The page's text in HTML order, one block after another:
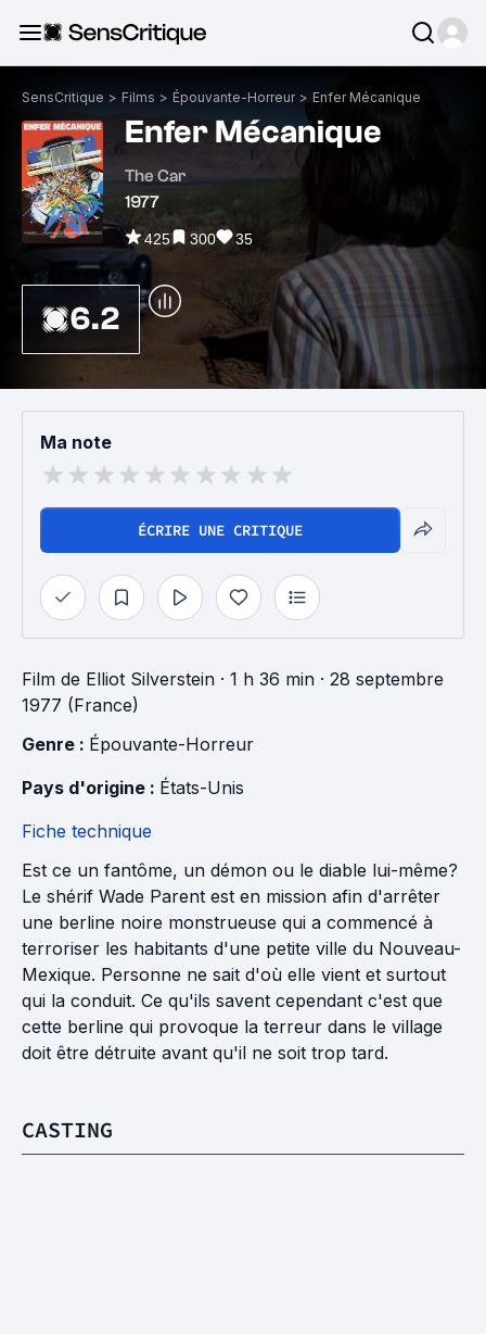
SensCritique > Films > Épouvante-Horreur > Enfer Mécanique
Enfer Mécanique
The Car
1977
425 300 35
6.2
Ma note
ÉCRIRE UNE CRITIQUE
Film de Elliot Silverstein · 1 h 36 min · 28 septembre
1977 (France)
Genre : Épouvante-Horreur
Pays d'origine : États-Unis
Fiche technique
Est ce un fantôme, un démon ou le diable lui-même?
Le shérif Wade Parent est en mission afin d'arrêter
une berline noire monstrueuse qui a commencé à
terroriser les habitants d'une petite ville du Nouveau-
Mexique. Personne ne sait d'où elle vient et surtout
qui la conduit. Ce qu'ils savent cependant c'est que
cette berline qui provoque la terreur dans le village
doit être détruite avant qu'il ne soit trop tard.
CASTING